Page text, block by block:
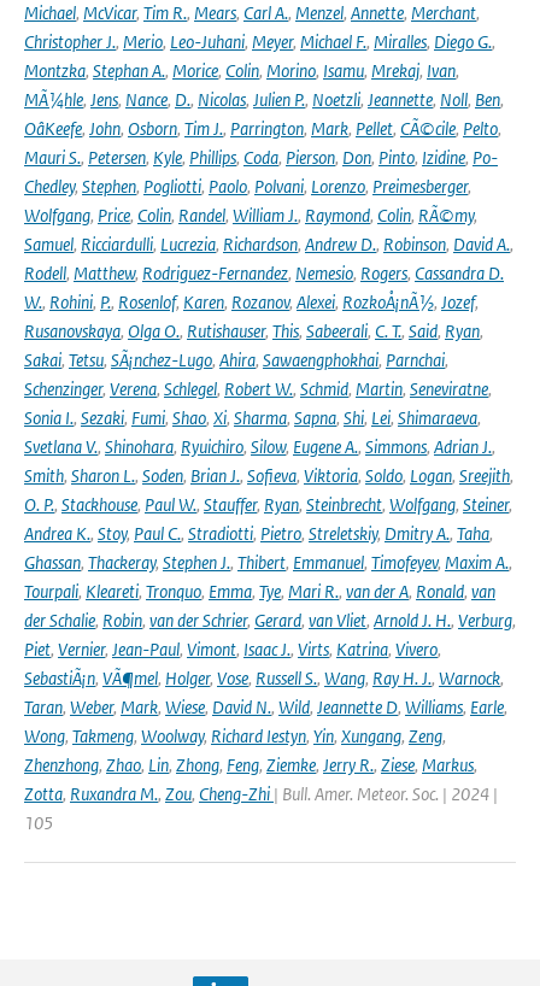
Michael, McVicar, Tim R., Mears, Carl A., Menzel, Annette, Merchant,
Christopher J., Merio, Leo-Juhani, Meyer, Michael F., Miralles, Diego G.,
Montzka, Stephan A., Morice, Colin, Morino, Isamu, Mrekaj, Ivan,
MÃ¼hle, Jens, Nance, D., Nicolas, Julien P., Noetzli, Jeannette, Noll, Ben,
OâKeefe, John, Osborn, Tim J., Parrington, Mark, Pellet, CÃ©cile, Pelto,
Mauri S., Petersen, Kyle, Phillips, Coda, Pierson, Don, Pinto, Izidine, Po-
Chedley, Stephen, Pogliotti, Paolo, Polvani, Lorenzo, Preimesberger,
Wolfgang, Price, Colin, Randel, William J., Raymond, Colin, RÃ©my,
Samuel, Ricciardulli, Lucrezia, Richardson, Andrew D., Robinson, David A.,
Rodell, Matthew, Rodriguez-Fernandez, Nemesio, Rogers, Cassandra D.
W., Rohini, P., Rosenlof, Karen, Rozanov, Alexei, RozkoÅ¡nÃ½, Jozef,
Rusanovskaya, Olga O., Rutishauser, This, Sabeerali, C. T., Said, Ryan,
Sakai, Tetsu, SÃ¡nchez-Lugo, Ahira, Sawaengphokhai, Parnchai,
Schenzinger, Verena, Schlegel, Robert W., Schmid, Martin, Seneviratne,
Sonia I., Sezaki, Fumi, Shao, Xi, Sharma, Sapna, Shi, Lei, Shimaraeva,
Svetlana V., Shinohara, Ryuichiro, Silow, Eugene A., Simmons, Adrian J.,
Smith, Sharon L., Soden, Brian J., Sofieva, Viktoria, Soldo, Logan, Sreejith,
O. P., Stackhouse, Paul W., Stauffer, Ryan, Steinbrecht, Wolfgang, Steiner,
Andrea K., Stoy, Paul C., Stradiotti, Pietro, Streletskiy, Dmitry A., Taha,
Ghassan, Thackeray, Stephen J., Thibert, Emmanuel, Timofeyev, Maxim A.,
Tourpali, Kleareti, Tronquo, Emma, Tye, Mari R., van der A, Ronald, van
der Schalie, Robin, van der Schrier, Gerard, van Vliet, Arnold J. H., Verburg,
Piet, Vernier, Jean-Paul, Vimont, Isaac J., Virts, Katrina, Vivero,
SebastiÃ¡n, VÃ¶mel, Holger, Vose, Russell S., Wang, Ray H. J., Warnock,
Taran, Weber, Mark, Wiese, David N., Wild, Jeannette D, Williams, Earle,
Wong, Takmeng, Woolway, Richard Iestyn, Yin, Xungang, Zeng,
Zhenzhong, Zhao, Lin, Zhong, Feng, Ziemke, Jerry R., Ziese, Markus,
Zotta, Ruxandra M., Zou, Cheng-Zhi | Bull. Amer. Meteor. Soc. | 2024 |
105